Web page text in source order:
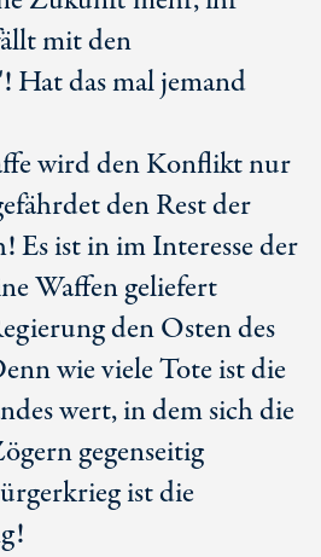
mit den
Hat das mal jemand
wird den Konflikt nur
den Rest der
Es ist in im Interesse der
Waffen geliefert
den Osten des
wie viele Tote ist die
wert, in dem sich die
gegenseitig
ist die